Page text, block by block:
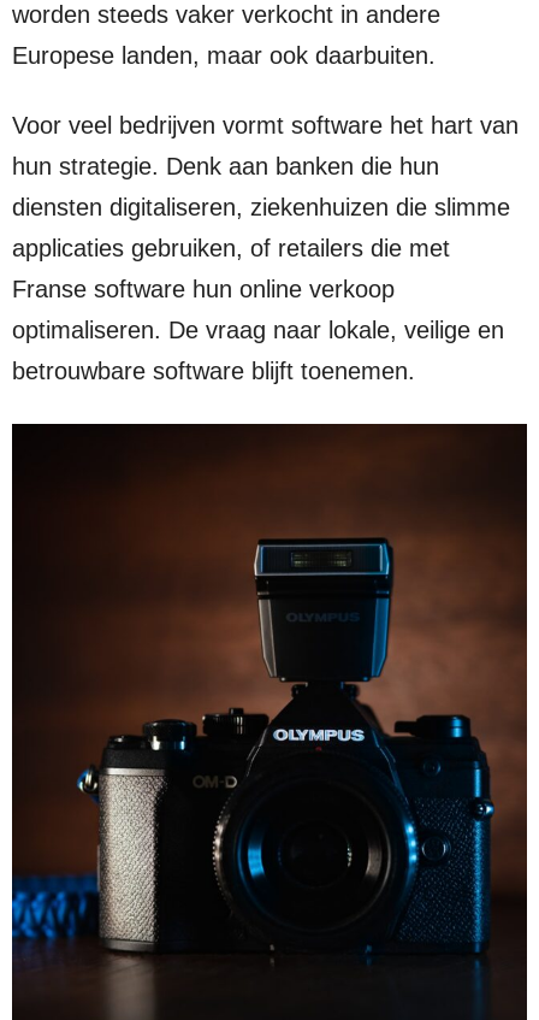
worden steeds vaker verkocht in andere
Europese landen, maar ook daarbuiten.
Voor veel bedrijven vormt software het hart van
hun strategie. Denk aan banken die hun
diensten digitaliseren, ziekenhuizen die slimme
applicaties gebruiken, of retailers die met
Franse software hun online verkoop
optimaliseren. De vraag naar lokale, veilige en
betrouwbare software blijft toenemen.